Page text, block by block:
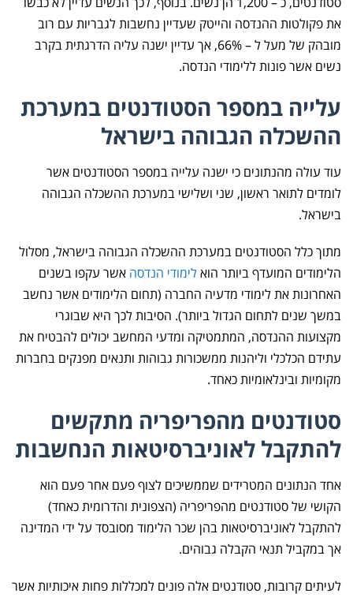
את פקולטות ההנדסה והייטק שעדיין נחשבות לגבריות עם רוב
מובהק של מעל ל – 66%, אך עדיין ישנה עליה הדרגתית בקרב
נשים אשר פונות ללימודי הנדסה.
עלייה במספר הסטודנטים במערכת
ההשכלה הגבוהה בישראל
עוד עולה מהנתונים כי ישנה עלייה במספר הסטודנטים אשר
לומדים לתואר ראשון, שני ושלישי במערכת ההשכלה הגבוהה
בישראל.
מתוך כלל הסטודנטים במערכת ההשכלה הגבוהה בישראל, מסלול
הלימודים המועדף ביותר הואלימודי הנדסה אשר עקפו בשנים
האחרונות את לימודי מדעיה החברה (תחום הלימודים אשר נחשב
במשך שנים לתחום הגדול ביותר). הסיבות לכך היא שבוגרי
מקצועות ההנדסה, המתמטיקה ומדעי המחשב יכולים להבטיח את
עתידם הכלכלי וליהנות ממשכורות גבוהות ותנאים מפנקים בחברות
מקומיות ובינלאומיות כאחד.
סטודנטים מהפריפריה מתקשים
להתקבל לאוניברסיטאות הנחשבות
אחד הנתונים המטרידים שממשיכים לצוף פעם אחר פעם הוא
הקושי של סטודנטים מהפריפריה (הצפונית והדרומית כאחד)
להתקבל לאוניברסיטאות בהן שכר הלימוד מסובסד על ידי המדינה
אך במקביל תנאי הקבלה גבוהים.
לעיתים קרובות, סטודנטים אלה פונים למכללות פחות איכותיות אשר